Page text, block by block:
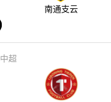
南通支云
中超